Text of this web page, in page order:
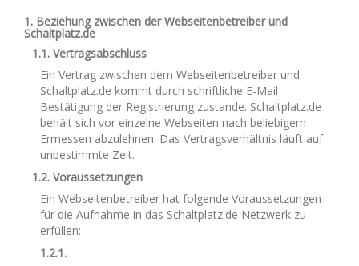
1. Beziehung zwischen der Webseitenbetreiber und
Schaltplatz.de
1.1. Vertragsabschluss
Ein Vertrag zwischen dem Webseitenbetreiber und
Schaltplatz.de kommt durch schriftliche E-Mail
Bestätigung der Registrierung zustande. Schaltplatz.de
behält sich vor einzelne Webseiten nach beliebigem
Ermessen abzulehnen. Das Vertragsverhältnis läuft auf
unbestimmte Zeit.
1.2. Voraussetzungen
Ein Webseitenbetreiber hat folgende Voraussetzungen
für die Aufnahme in das Schaltplatz.de Netzwerk zu
erfüllen:
1.2.1.